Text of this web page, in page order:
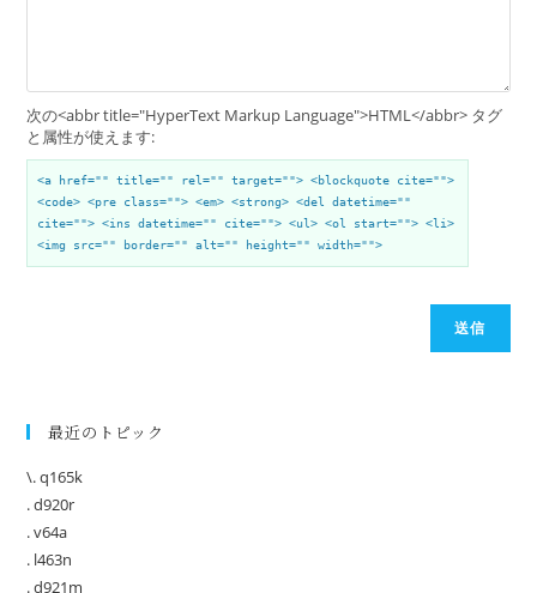
次の<abbr title="HyperText Markup Language">HTML</abbr> タグ
と属性が使えます:
<a href="" title="" rel="" target=""> <blockquote cite="">
<code> <pre class=""> <em> <strong> <del datetime=""
cite=""> <ins datetime="" cite=""> <ul> <ol start=""> <li>
<img src="" border="" alt="" height="" width="">
送信
最近のトピック
\. q165k
. d920r
. v64a
. l463n
. d921m